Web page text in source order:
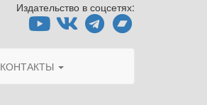
Издательство в соцсетях:
КОНТАКТЫ